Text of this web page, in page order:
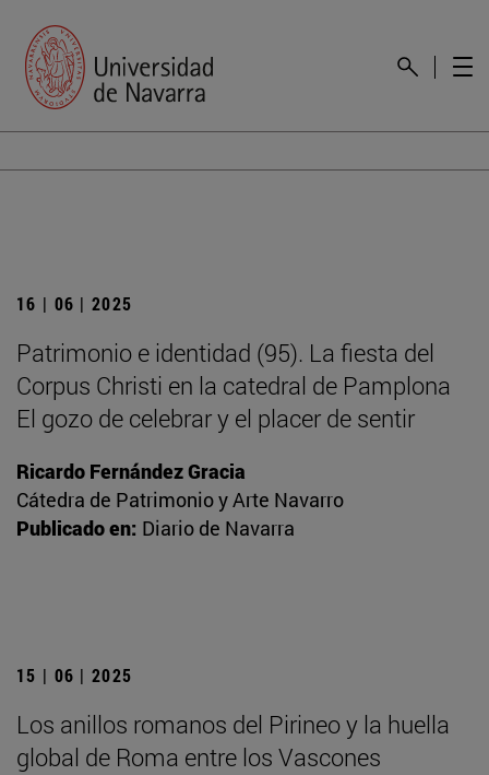
16 | 06 | 2025
Patrimonio e identidad (95). La fiesta del
Corpus Christi en la catedral de Pamplona
El gozo de celebrar y el placer de sentir
Ricardo Fernández Gracia
Cátedra de Patrimonio y Arte Navarro
Publicado en: Diario de Navarra
15 | 06 | 2025
Los anillos romanos del Pirineo y la huella
global de Roma entre los Vascones